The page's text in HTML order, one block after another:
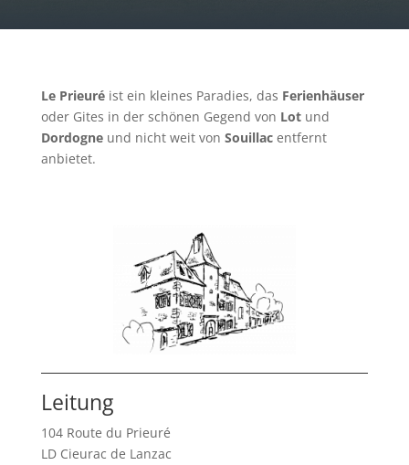
Le Prieuréist ein kleines Paradies, das Ferienhäuser
oder Gites in der schönen Gegend von Lotund
Dordogneund nicht weit von Souillacentfernt
anbietet.
Leitung
104 Route du Prieuré
LD Cieurac de Lanzac